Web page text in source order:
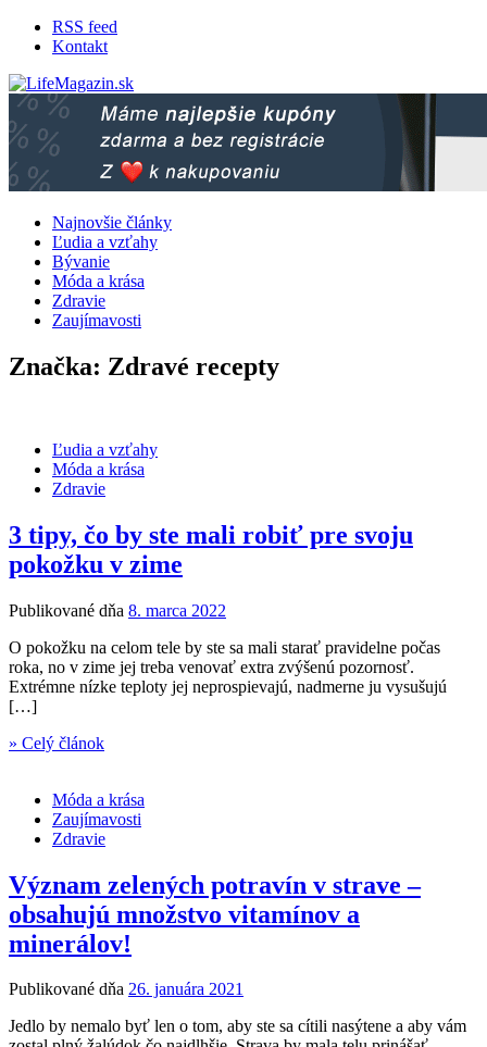
RSS feed
Kontakt
LifeMagazin.sk
LifeStyle magazín pre lepší žívot
Najnovšie články
Ľudia a vzťahy
Bývanie
Móda a krása
Zdravie
Zaujímavosti
Značka: Zdravé recepty
Ľudia a vzťahy
Móda a krása
Zdravie
3 tipy, čo by ste mali robiť pre svoju
pokožku v zime
Publikované dňa 8. marca 2022
O pokožku na celom tele by ste sa mali starať pravidelne počas
roka, no v zime jej treba venovať extra zvýšenú pozornosť.
Extrémne nízke teploty jej neprospievajú, nadmerne ju vysušujú
[…]
» Celý článok
Móda a krása
Zaujímavosti
Zdravie
Význam zelených potravín v strave –
obsahujú množstvo vitamínov a
minerálov!
Publikované dňa 26. januára 2021
Jedlo by nemalo byť len o tom, aby ste sa cítili nasýtene a aby vám